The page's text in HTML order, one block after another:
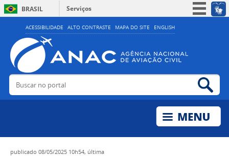
ACESSIBILIDADE ALTO CONTRASTE MAPA DO SITE ENGLISH
BRASIL
Serviços
Simplifique!
Acesso à informação
Legislação
Buscar no portal
publicado 08/05/2025 10h54, última